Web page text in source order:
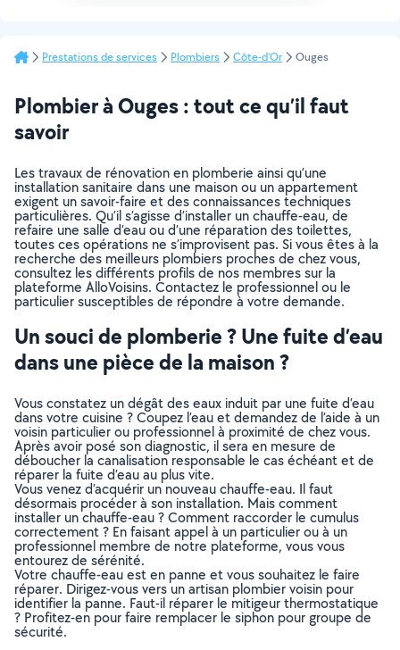
Prestations de services Plombiers Côte-d'Or Ouges
Plombier à Ouges : tout ce qu’il faut
savoir
Les travaux de rénovation en plomberie ainsi qu’une
installation sanitaire dans une maison ou un appartement
exigent un savoir-faire et des connaissances techniques
particulières. Qu’il s’agisse d’installer un chauffe-eau, de
refaire une salle d’eau ou d’une réparation des toilettes,
toutes ces opérations ne s’improvisent pas. Si vous êtes à la
recherche des meilleurs plombiers proches de chez vous,
consultez les différents profils de nos membres sur la
plateforme AlloVoisins. Contactez le professionnel ou le
particulier susceptibles de répondre à votre demande.
Un souci de plomberie ? Une fuite d’eau
dans une pièce de la maison ?
Vous constatez un dégât des eaux induit par une fuite d’eau
dans votre cuisine ? Coupez l’eau et demandez de l’aide à un
voisin particulier ou professionnel à proximité de chez vous.
Après avoir posé son diagnostic, il sera en mesure de
déboucher la canalisation responsable le cas échéant et de
réparer la fuite d’eau au plus vite.
Vous venez d’acquérir un nouveau chauffe-eau. Il faut
désormais procéder à son installation. Mais comment
installer un chauffe-eau ? Comment raccorder le cumulus
correctement ? En faisant appel à un particulier ou à un
professionnel membre de notre plateforme, vous vous
entourez de sérénité.
Votre chauffe-eau est en panne et vous souhaitez le faire
réparer. Dirigez-vous vers un artisan plombier voisin pour
identifier la panne. Faut-il réparer le mitigeur thermostatique
? Profitez-en pour faire remplacer le siphon pour groupe de
sécurité.